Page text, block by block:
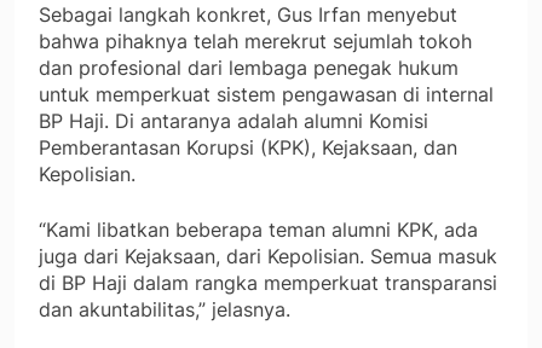
Sebagai langkah konkret, Gus Irfan menyebut
bahwa pihaknya telah merekrut sejumlah tokoh
dan profesional dari lembaga penegak hukum
untuk memperkuat sistem pengawasan di internal
BP Haji. Di antaranya adalah alumni Komisi
Pemberantasan Korupsi (KPK), Kejaksaan, dan
Kepolisian.
“Kami libatkan beberapa teman alumni KPK, ada
juga dari Kejaksaan, dari Kepolisian. Semua masuk
di BP Haji dalam rangka memperkuat transparansi
dan akuntabilitas,” jelasnya.